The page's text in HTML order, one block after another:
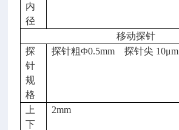
内
径
移动探针
探
针
规
格
探针粗Φ0.5mm 探针尖 10μm
上
下
2mm